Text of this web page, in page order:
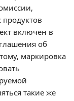
включен в
об
маркировка
такие же